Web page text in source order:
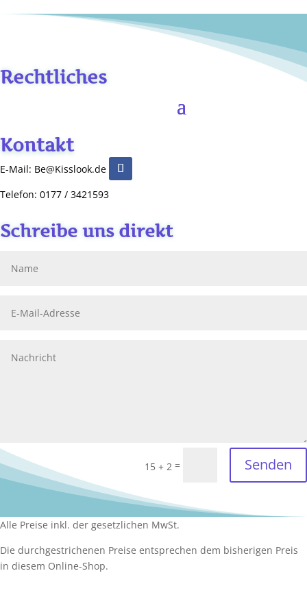
Rechtliches
Kontakt
E-Mail: Be@Kisslook.de
Telefon: 0177 / 3421593
Schreibe uns direkt
15 + 2 = Senden
Alle Preise inkl. der gesetzlichen MwSt.
Die durchgestrichenen Preise entsprechen dem bisherigen Preis
in diesem Online-Shop.